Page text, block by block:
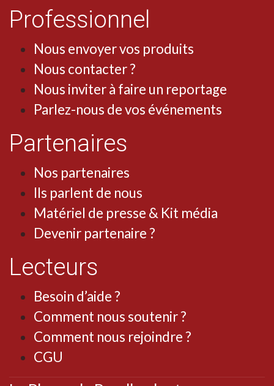
Professionnel
Nous envoyer vos produits
Nous contacter ?
Nous inviter à faire un reportage
Parlez-nous de vos événements
Partenaires
Nos partenaires
Ils parlent de nous
Matériel de presse & Kit média
Devenir partenaire ?
Lecteurs
Besoin d’aide ?
Comment nous soutenir ?
Comment nous rejoindre ?
CGU